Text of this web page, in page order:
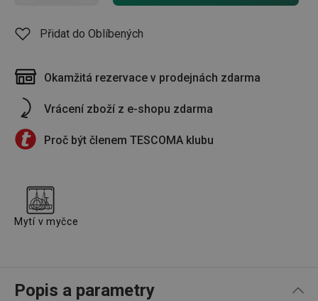
Přidat do Oblíbených
Okamžitá rezervace v prodejnách zdarma
Vrácení zboží z e-shopu zdarma
Proč být členem TESCOMA klubu
Mytí v myčce
Popis a parametry